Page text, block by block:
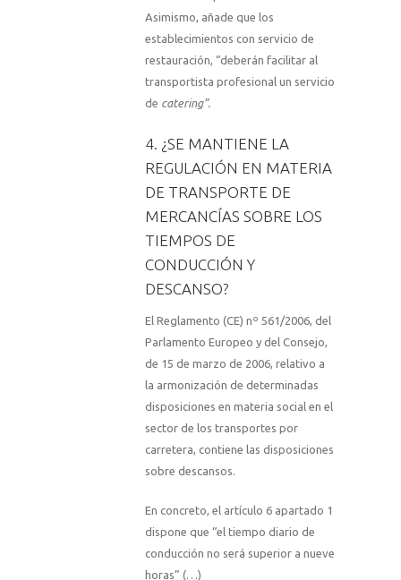
Asimismo, añade que los
establecimientos con servicio de
restauración, “deberán facilitar al
transportista profesional un servicio
de catering”.
4. ¿SE MANTIENE LA
REGULACIÓN EN MATERIA
DE TRANSPORTE DE
MERCANCÍAS SOBRE LOS
TIEMPOS DE
CONDUCCIÓN Y
DESCANSO?
El Reglamento (CE) nº 561/2006, del
Parlamento Europeo y del Consejo,
de 15 de marzo de 2006, relativo a
la armonización de determinadas
disposiciones en materia social en el
sector de los transportes por
carretera, contiene las disposiciones
sobre descansos.
En concreto, el artículo 6 apartado 1
dispone que “el tiempo diario de
conducción no será superior a nueve
horas” (…)